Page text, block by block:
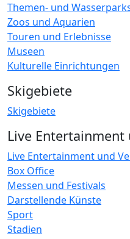
Themen- und
Zoos und Aquarien
Touren und Erlebnisse
Museen
Kulturelle Einrichtungen
Skigebiete
Skigebiete
Live
Live Entertainment und
Box Office
Messen und Festivals
Darstellende Künste
Sport
Stadien